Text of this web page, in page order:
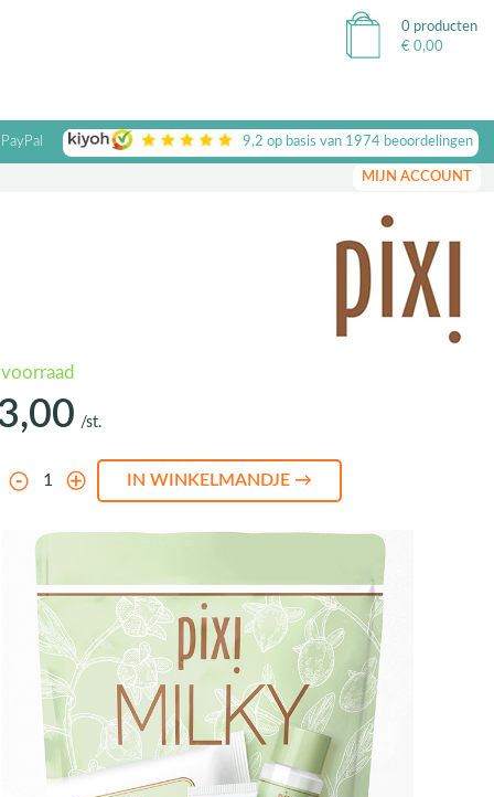
0 producten
€ 0,00
9,2 op basis van 1974beoordelingen
MIJN ACCOUNT
/st.